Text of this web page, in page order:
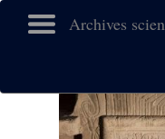
Archives